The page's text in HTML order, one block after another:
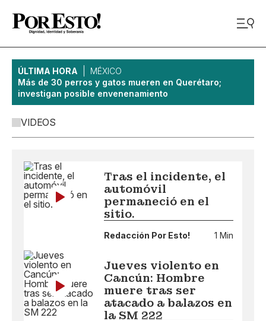
ÚLTIMA HORA
MÉXICO
Más de 30 perros y gatos mueren en Querétaro;
investigan posible envenenamiento
VIDEOS
Tras el incidente, el
automóvil
permaneció en el
sitio.
Redacción Por Esto! 1 Min
Jueves violento en
Cancún: Hombre
muere tras ser
atacado a balazos en
la SM 222